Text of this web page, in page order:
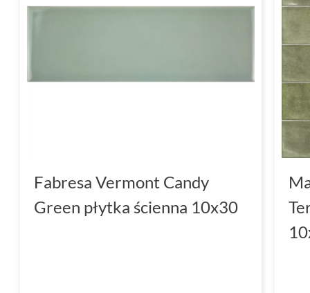
Fabresa Vermont Candy
Green płytka ścienna 10x30